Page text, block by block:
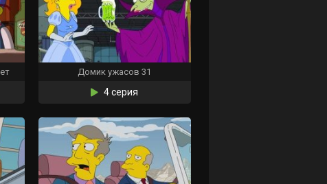
Домик ужасов 31
4 серия